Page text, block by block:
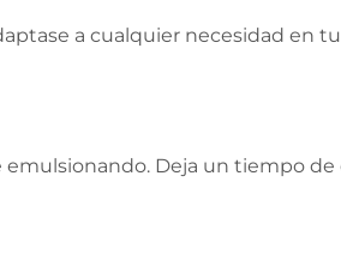
a cualquier necesidad en
Deja un tiempo